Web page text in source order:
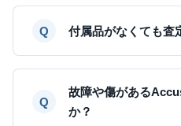
付属品がなくても査
故障や傷がある
か？